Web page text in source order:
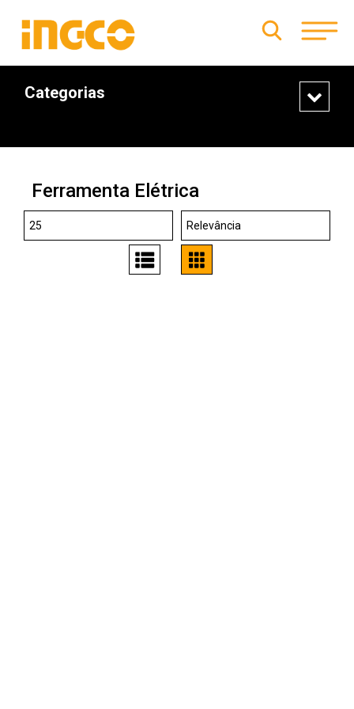
Categorias
Ferramenta Elétrica